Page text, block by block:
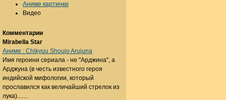
Аниме картинки
Видео
Комментарии
Mirabella Star
Аниме : Chikyuu Shoujo Arujuna
Имя героини сериала - не "Арджина", а
Арджуна (в честь известного героя
индийской мифологии, который
прославился как величайший стрелок из
лука).......